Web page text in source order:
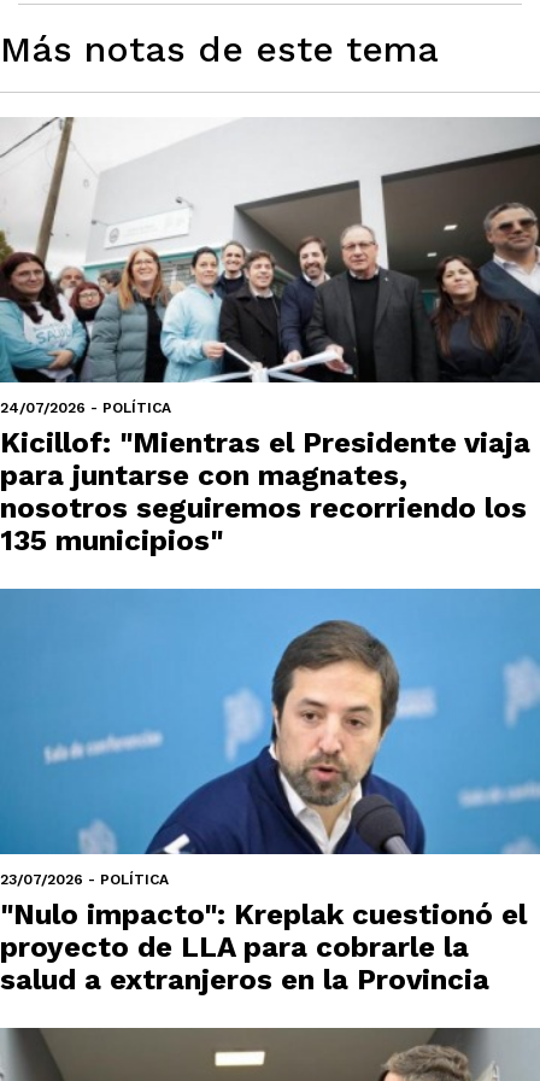
Más notas de este tema
24/07/2026 - POLÍTICA
Kicillof: "Mientras el Presidente viaja
para juntarse con magnates,
nosotros seguiremos recorriendo los
135 municipios"
23/07/2026 - POLÍTICA
"Nulo impacto": Kreplak cuestionó el
proyecto de LLA para cobrarle la
salud a extranjeros en la Provincia